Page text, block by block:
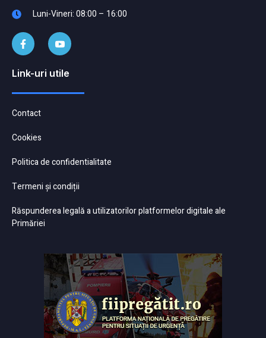
Luni-Vineri: 08:00 – 16:00
Link-uri utile
Contact
Cookies
Politica de confidentialitate
Termeni și condiții
Răspunderea legală a utilizatorilor platformelor digitale ale
Primăriei